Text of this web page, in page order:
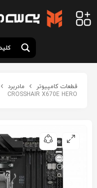
قطعات کامپیوتر مادربرد
CROSSHAIR X670E HERO